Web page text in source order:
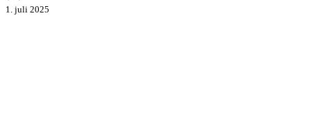
1. juli 2025